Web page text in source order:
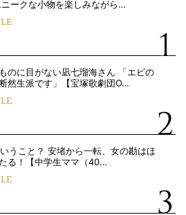
ークな小物を楽しみながら…
のに目がない凪七瑠海さん 「エビの
然生派です」【宝塚歌劇団O…
うこと？ 安堵から一転、女の勘はほ
る！【中学生ママ（40…